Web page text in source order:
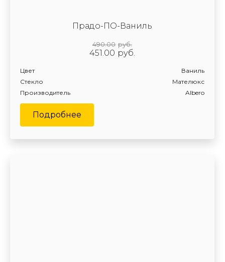
Прадо-ПО-Ваниль
руб.
490.00
руб.
451.00
Цвет Ваниль
Производитель Albero
Стекло Мателюкс
Подробнее